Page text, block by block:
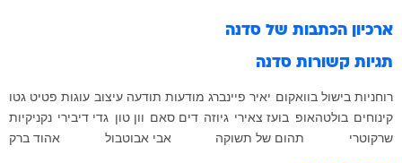
ארכיון הכתבות של סדנה
תגיות קשורות סדנה
רוחניות בישול בוואקום יאיר פיינברג מודעות תודעה עיצוב עוגות פטיט גטו
קינוחים בולטהאופ בועז צאירי גיוזה דים סאם וון טון גדי דיבירי נקניקיות
שרקוטרי
תהום של תשוקה אבי אבוטבול אהוד ברק